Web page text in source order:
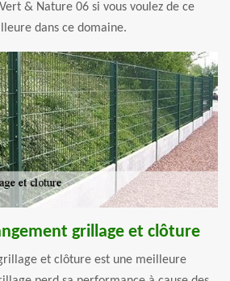
& Nature 06 si vous voulez de ce
dans ce domaine.
grillage et clôture
et clôture est une meilleure